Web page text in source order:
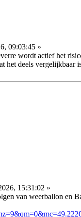
09:03:45 »
wordt actief het
het deels vergelijkbaar
15:31:02 »
van weerballon en